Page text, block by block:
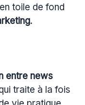
toile de fond
.
entre news
traite à la fois